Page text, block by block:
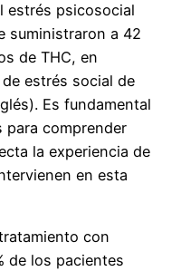
estrés psicosocial
suministraron a 42
de THC, en
estrés social de
Es fundamental
para comprender
la experiencia de
en esta
con
de los pacientes